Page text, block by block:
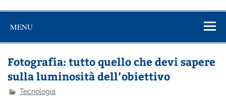
MENU
Fotografia: tutto quello che devi sapere
sulla luminosità dell’obiettivo
Tecnologia